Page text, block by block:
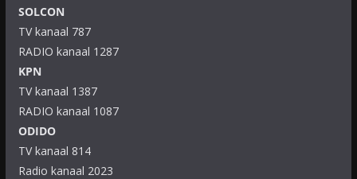
SOLCON
TV kanaal 787
RADIO kanaal 1287
KPN
TV kanaal 1387
RADIO kanaal 1087
ODIDO
TV kanaal 814
Radio kanaal 2023